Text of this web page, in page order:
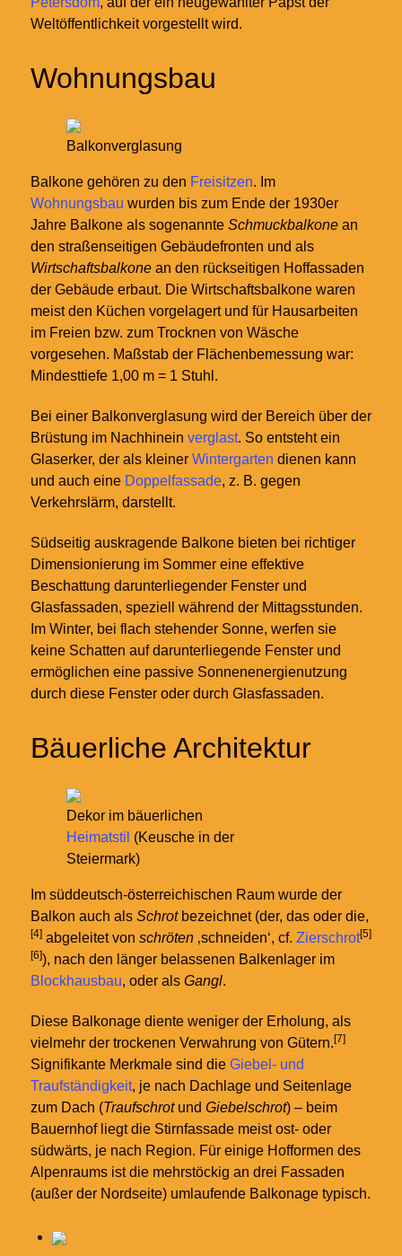
Weltöffentlichkeit vorgestellt wird.
Wohnungsbau
Balkonverglasung
Balkone gehören zu den Freisitzen. Im
Wohnungsbau wurden bis zum Ende der 1930er
Jahre Balkone als sogenannte Schmuckbalkone an
den straßenseitigen Gebäudefronten und als
Wirtschaftsbalkone an den rückseitigen Hoffassaden
der Gebäude erbaut. Die Wirtschaftsbalkone waren
meist den Küchen vorgelagert und für Hausarbeiten
im Freien bzw. zum Trocknen von Wäsche
vorgesehen. Maßstab der Flächenbemessung war:
Mindesttiefe 1,00 m = 1 Stuhl.
Bei einer Balkonverglasung wird der Bereich über der
Brüstung im Nachhinein verglast. So entsteht ein
Glaserker, der als kleiner Wintergarten dienen kann
und auch eine Doppelfassade, z. B. gegen
Verkehrslärm, darstellt.
Südseitig auskragende Balkone bieten bei richtiger
Dimensionierung im Sommer eine effektive
Beschattung darunterliegender Fenster und
Glasfassaden, speziell während der Mittagsstunden.
Im Winter, bei flach stehender Sonne, werfen sie
keine Schatten auf darunterliegende Fenster und
ermöglichen eine passive Sonnenenergienutzung
durch diese Fenster oder durch Glasfassaden.
Bäuerliche Architektur
Dekor im bäuerlichen
Heimatstil (Keusche in der
Steiermark)
Im süddeutsch-österreichischen Raum wurde der
Balkon auch als Schrotbezeichnet (der, das oder die,
[4] abgeleitet von schröten ‚schneiden‘, cf. Zierschrot[5]
[6]), nach den länger belassenen Balkenlager im
Blockhausbau, oder als Gangl.
Diese Balkonage diente weniger der Erholung, als
vielmehr der trockenen Verwahrung von Gütern.[7]
Signifikante Merkmale sind die Giebel- und
Traufständigkeit, je nach Dachlage und Seitenlage
zum Dach (Traufschrotund Giebelschrot) – beim
Bauernhof liegt die Stirnfassade meist ost- oder
südwärts, je nach Region. Für einige Hofformen des
Alpenraums ist die mehrstöckig an drei Fassaden
(außer der Nordseite) umlaufende Balkonage typisch.